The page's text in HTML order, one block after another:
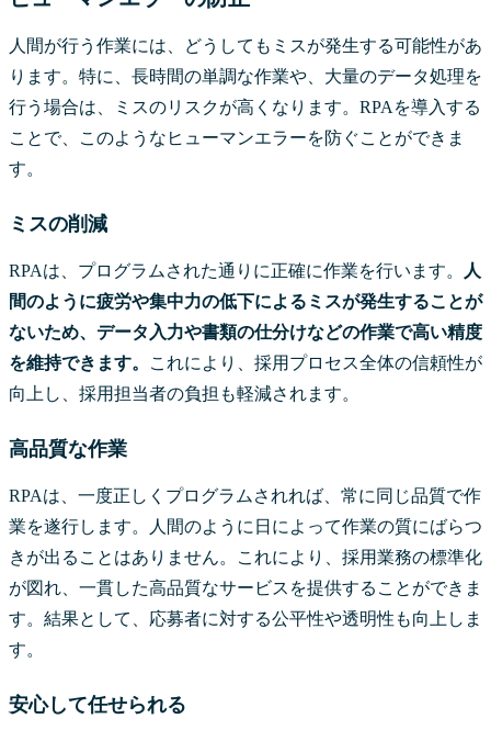
人間が行う作業には、どうしてもミスが発生する可能性があ
ります。特に、長時間の単調な作業や、大量のデータ処理を
行う場合は、ミスのリスクが高くなります。RPAを導入する
ことで、このようなヒューマンエラーを防ぐことができま
す。
ミスの削減
RPAは、プログラムされた通りに正確に作業を行います。
人
間のように疲労や集中力の低下によるミスが発生することが
ないため、データ入力や書類の仕分けなどの作業で高い精度
を維持できます。
これにより、採用プロセス全体の信頼性が
向上し、採用担当者の負担も軽減されます。
高品質な作業
RPAは、一度正しくプログラムされれば、常に同じ品質で作
業を遂行します。人間のように日によって作業の質にばらつ
きが出ることはありません。これにより、採用業務の標準化
が図れ、一貫した高品質なサービスを提供することができま
す。結果として、応募者に対する公平性や透明性も向上しま
す。
安心して任せられる